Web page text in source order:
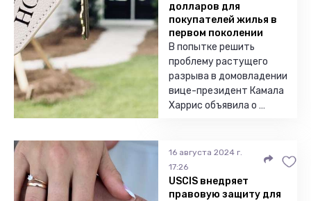
долларов для
покупателей жилья в
первом поколении
В попытке решить
проблему растущего
разрыва в домовладении
вице-президент Камала
Харрис объявила о …
16 августа 2024 г.
17:26
USCIS внедряет
правовую защиту для